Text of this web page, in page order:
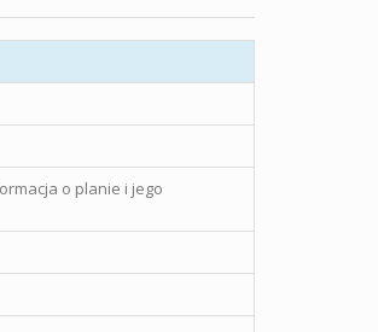
o planie i jego